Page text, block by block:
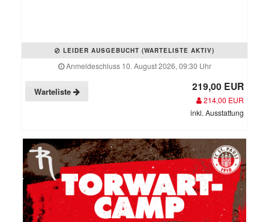
LEIDER AUSGEBUCHT (WARTELISTE AKTIV)
Anmeldeschluss 10. August 2026, 09:30 Uhr
Warteliste 219,00 EUR
214,00 EUR
inkl. Ausstattung